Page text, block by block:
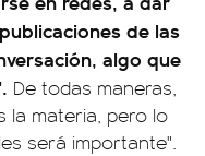
de las
algo que
De todas maneras,
la materia, pero lo
será importante".